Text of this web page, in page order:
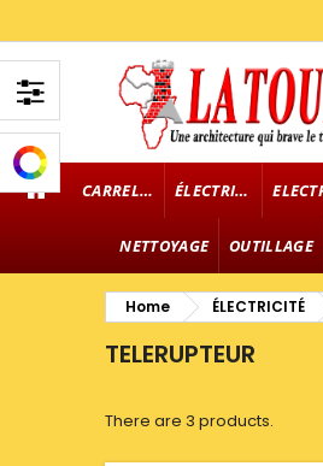
CARRELAGE ÉLECTRICITÉ
NETTOYAGE OUTILLAGE
Home ÉLECTRICITÉ
TELERUPTEUR
There are 3 products.